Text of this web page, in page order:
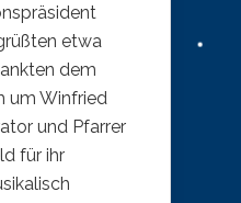
etwa
dem
um Winfried
und Pfarrer
für ihr